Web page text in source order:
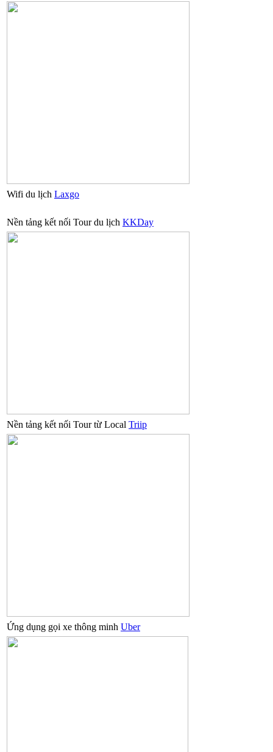
Wifi du lịch Laxgo
Nền tảng kết nối Tour du lịch KKDay
Nền tảng kết nối Tour từ Local Triip
Ứng dụng gọi xe thông minh Uber